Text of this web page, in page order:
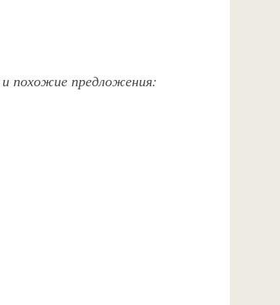
и похожие предложения: